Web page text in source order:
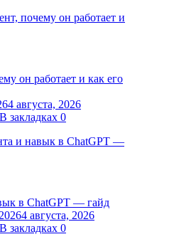
он работает и как его
4 августа, 2026
В закладках 0
в ChatGPT — гайд
4 августа, 2026
В закладках 0